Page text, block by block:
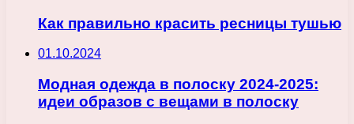
Как правильно красить ресницы тушью
01.10.2024
Модная одежда в полоску 2024-2025:
идеи образов с вещами в полоску